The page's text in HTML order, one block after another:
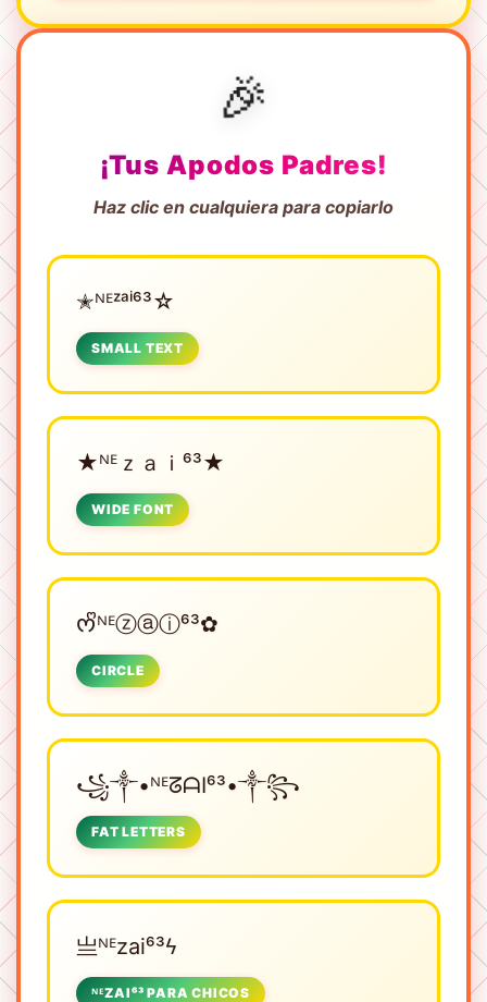
🎉
¡Tus Apodos Padres!
Haz clic en cualquiera para copiarlo
✭ᴺᴱㅤᶻᵃⁱ⁶³☆
SMALL TEXT
★ᴺᴱㅤｚａｉ⁶³★
WIDE FONT
ᰔᩚᴺᴱㅤⓩⓐⓘ⁶³✿
CIRCLE
꧁༒•ᴺᴱㅤᘔᗩI⁶³•༒꧂
FAT LETTERS
亗ᴺᴱㅤzai⁶³ϟ
ᴺᴱㅤZAI⁶³ PARA CHICOS